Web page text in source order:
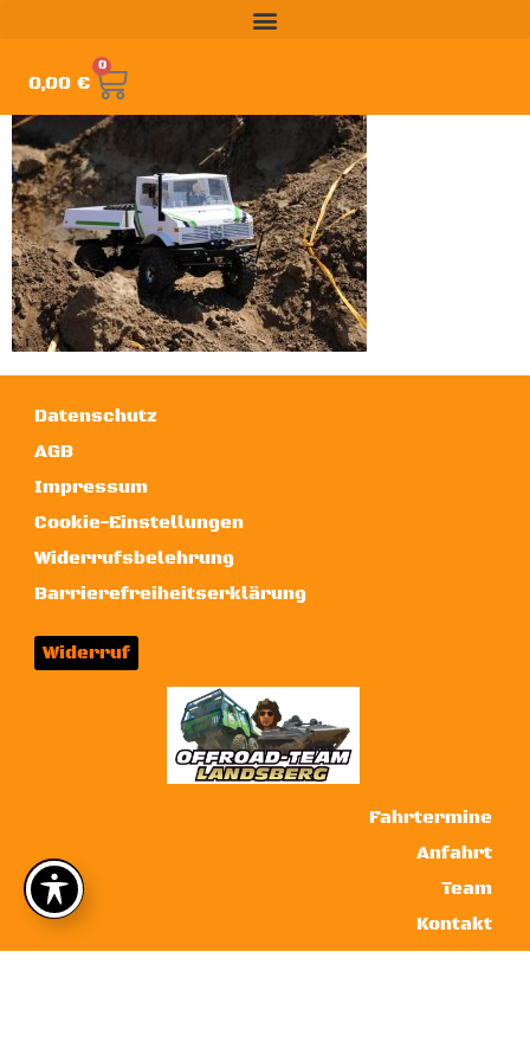
0,00 €
0
Datenschutz
AGB
Impressum
Cookie-Einstellungen
Widerrufsbelehrung
Barrierefreiheitserklärung
Widerruf
Fahrtermine
Anfahrt
Team
Kontakt